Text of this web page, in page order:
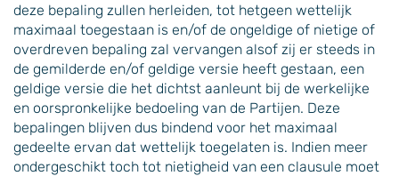
deze bepaling zullen herleiden, tot hetgeen wettelijk
maximaal toegestaan is en/of de ongeldige of nietige of
overdreven bepaling zal vervangen alsof zij er steeds in
de gemilderde en/of geldige versie heeft gestaan, een
geldige versie die het dichtst aanleunt bij de werkelijke
en oorspronkelijke bedoeling van de Partijen. Deze
bepalingen blijven dus bindend voor het maximaal
gedeelte ervan dat wettelijk toegelaten is. Indien meer
ondergeschikt toch tot nietigheid van een clausule moet